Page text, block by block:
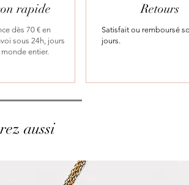
rapide
dès 70 € en
sous 24h, jours
entier.
Retours
Satisfait ou remboursé
jours.
aussi